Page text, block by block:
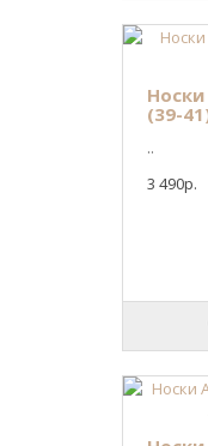
Носки
(39-
..
3 490р.